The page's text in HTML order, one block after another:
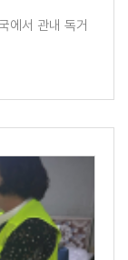
에서 관내 독거